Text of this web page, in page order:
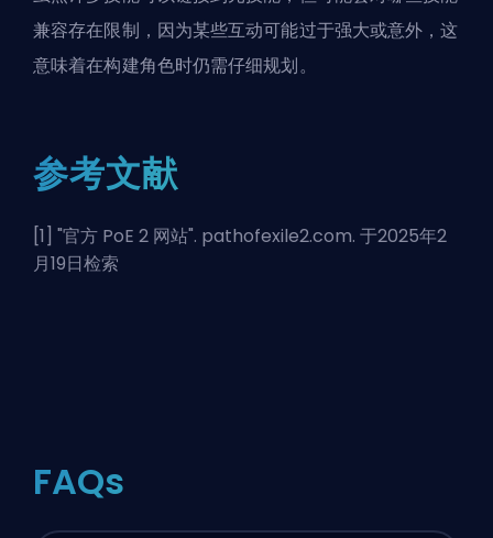
兼容存在限制，因为某些互动可能过于强大或意外，这
意味着在构建角色时仍需仔细规划。
参考文献
[1] "官方 PoE 2 网站". pathofexile2.com. 于2025年2
月19日检索
FAQs